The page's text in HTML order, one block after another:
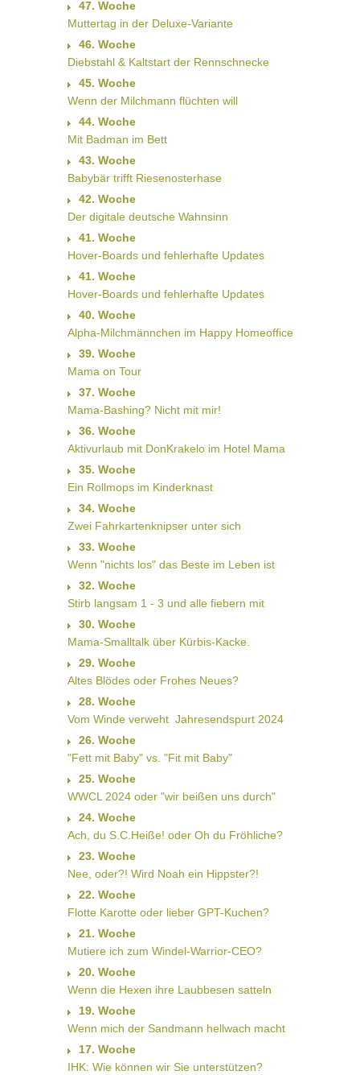
47. Woche
Muttertag in der Deluxe-Variante
46. Woche
Diebstahl & Kaltstart der Rennschnecke
45. Woche
Wenn der Milchmann flüchten will
44. Woche
Mit Badman im Bett
43. Woche
Babybär trifft Riesenosterhase
42. Woche
Der digitale deutsche Wahnsinn
41. Woche
Hover-Boards und fehlerhafte Updates
41. Woche
Hover-Boards und fehlerhafte Updates
40. Woche
Alpha-Milchmännchen im Happy Homeoffice
39. Woche
Mama on Tour
37. Woche
Mama-Bashing? Nicht mit mir!
36. Woche
Aktivurlaub mit DonKrakelo im Hotel Mama
35. Woche
Ein Rollmops im Kinderknast
34. Woche
Zwei Fahrkartenknipser unter sich
33. Woche
Wenn "nichts los" das Beste im Leben ist
32. Woche
Stirb langsam 1 - 3 und alle fiebern mit
30. Woche
Mama-Smalltalk über Kürbis-Kacke.
29. Woche
Altes Blödes oder Frohes Neues?
28. Woche
Vom Winde verweht  Jahresendspurt 2024
26. Woche
"Fett mit Baby" vs. "Fit mit Baby"
25. Woche
WWCL 2024 oder "wir beißen uns durch"
24. Woche
Ach, du S.C.Heiße! oder Oh du Fröhliche?
23. Woche
Nee, oder?! Wird Noah ein Hippster?!
22. Woche
Flotte Karotte oder lieber GPT-Kuchen?
21. Woche
Mutiere ich zum Windel-Warrior-CEO?
20. Woche
Wenn die Hexen ihre Laubbesen satteln
19. Woche
Wenn mich der Sandmann hellwach macht
17. Woche
IHK: Wie können wir Sie unterstützen?